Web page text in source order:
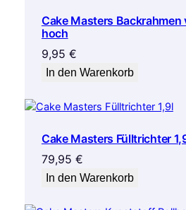
Cake Masters Backrahmen
hoch
9,95 €
In den Warenkorb
Cake Masters Fülltrichter
79,95 €
In den Warenkorb